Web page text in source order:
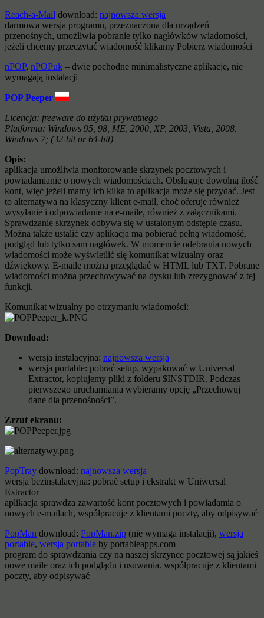
Reach-a-Mail download: najnowsza wersja
darmowa wersja programu, przeznaczona dla urządzeń
przenośnych, umożliwia pobranie tylko nagłówków wiadomości,
jeżeli chcemy przeczytać wiadomość klikamy Pobierz wiadomości
nPOP, nPOPuk – dwie pochodne minimalistyczne aplikacje, nie
wymagają instalacji
POP Peeper
Licencja: freeware do użytku prywatnego
Platforma: Windows 95, 98, ME, 2000, XP, 2003, Vista, 2008,
Windows 7; (32-bit or 64-bit)
Opis:
aplikacja umożliwia monitorowanie skrzynek pocztowych i
powiadamianie o nowych wiadomościach. Obsługuje dowolną ilość
kont, więc jeżeli mamy ich kilka to aplikacja może się przydać. Jest
to alternatywa na klasyczny klient e-mail, choć oferuje również
wysyłanie i odpowiadanie na e-maile, również z załącznikami.
Sprawdzanie skrzynek odbywa się w ustalonym odstępie czasu.
Można także ustalić czy aplikacja ma pobierać pełną wiadomość,
podgląd lub tylko sam nagłówek. W momencie odebrania nowych
wiadomości może wyświetlić się komunikat wizualny oraz
dźwiękowy. E-maile można przeglądać w HTML lub TXT. Pobrane
wiadomości można przechowywać na dysku lub zrezygnować z tej
funkcji.
Komunikat wizualny po otrzymaniu wiadomości:
Download:
wersja instalacyjna: najnowsza wersja
wersja portable: pobrać setup, wypakować w Universal
Extractor, kopiujemy pliki z folderu $INSTDIR. Podczas
pierwszego uruchamiania wybieramy opcję „Przechowuj
dane dla przenośności”.
Zrzut ekranu:
PopTray download: najnowsza wersja
wersja bezinstalacyjna: pobrać setup i ekstrakt w Uniwersal
Extractor
aplikacja sprawdza zawartość kont pocztowych i powiadamia o
nowych e-mailach, współpracuje z klientami poczty, aby odpisywać
PopMan download: PopMan.zip (nie wymaga instalacji), wersja
portable, wersja portable by portableapps.com
program do sprawdzania czy na naszej skrzynce pocztowej są jakieś
nowe maile oraz ich podglądu i usuwania. współpracuje z klientami
poczty, aby odpisywać